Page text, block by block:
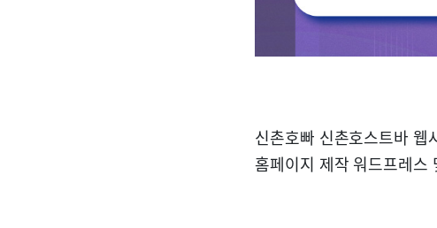
신촌호빠 신촌호스트바 웹
홈페이지 제작 워드프레스